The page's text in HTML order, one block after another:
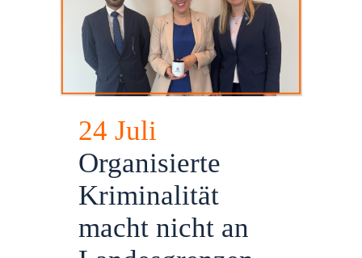
24 Juli
Organisierte
Kriminalität
macht nicht an